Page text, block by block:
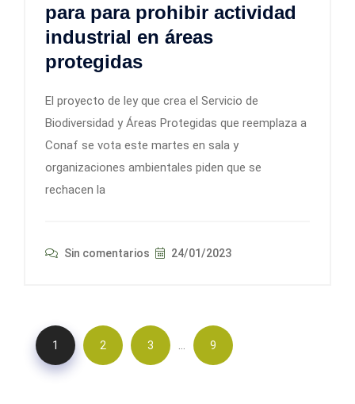
para para prohibir actividad
industrial en áreas
protegidas
El proyecto de ley que crea el Servicio de
Biodiversidad y Áreas Protegidas que reemplaza a
Conaf se vota este martes en sala y
organizaciones ambientales piden que se
rechacen la
Sin comentarios 24/01/2023
1 2 3 … 9